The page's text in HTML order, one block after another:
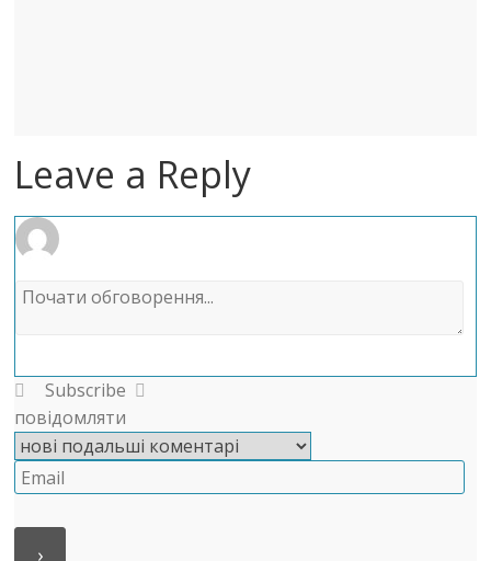
Leave a Reply
Subscribe
повідомляти